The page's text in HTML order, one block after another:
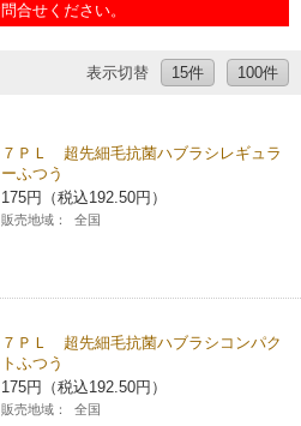
カード
トップ
らせ
スの重点課題
物件募集・購入
採用情報
ネットショッピング
合せください。
表示切替 15件 100件
７ＰＬ 超先細毛抗菌ハブラシレギュラ
ーふつう
175円（税込192.50円）
販売地域： 全国
７ＰＬ 超先細毛抗菌ハブラシコンパク
トふつう
175円（税込192.50円）
販売地域： 全国